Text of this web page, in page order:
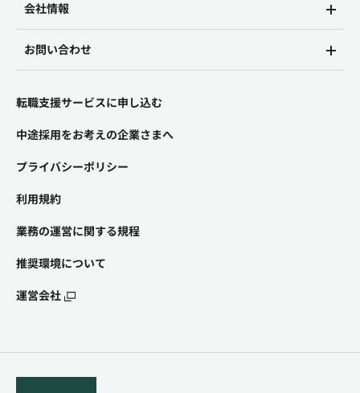
会社情報
お問い合わせ
転職支援サービスに申し込む
中途採用をお考えの企業さまへ
プライバシーポリシー
利用規約
業務の運営に関する規程
推奨環境について
運営会社